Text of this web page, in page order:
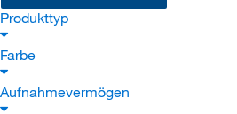
Produkttyp
Farbe
Aufnahmevermögen